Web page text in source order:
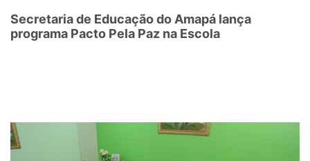
Secretaria de Educação do Amapá lança
programa Pacto Pela Paz na Escola